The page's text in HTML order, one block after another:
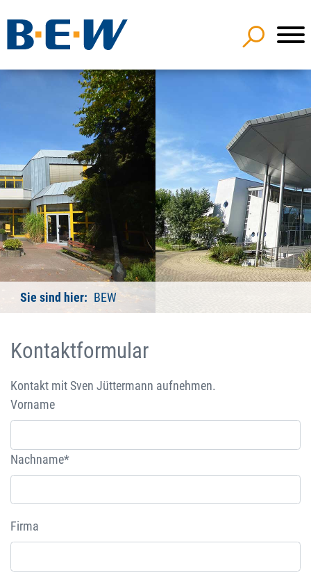
Sie sind hier: BEW
Kontaktformular
Kontakt mit Sven Jüttermann aufnehmen.
Vorname
Nachname*
Firma